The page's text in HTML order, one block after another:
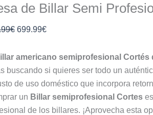
de Billar Semi
€ 699.99€
americano semiprofesional Cortés
buscando si quieres ser todo un
de uso doméstico que incorpora
un Billar semiprofesional Cortes
de los billares. ¡Aprovecha esta